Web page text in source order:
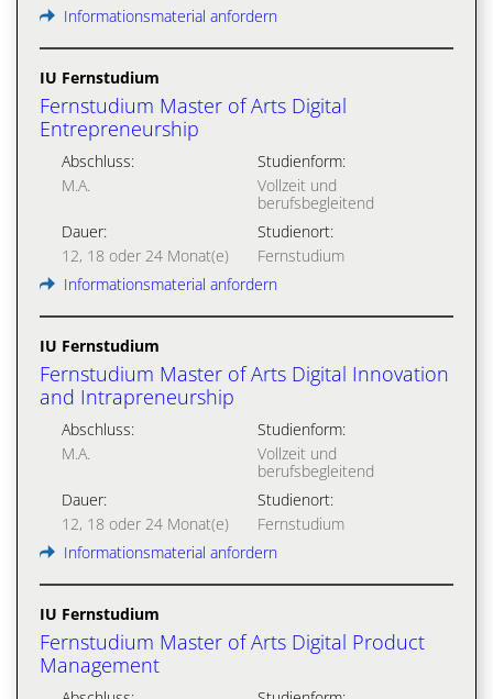
Informationsmaterial anfordern
IU Fernstudium
Fernstudium Master of Arts Digital
Entrepreneurship
Abschluss:
M.A.
Studienform:
Vollzeit und
berufsbegleitend
Dauer:
12, 18 oder 24 Monat(e)
Studienort:
Fernstudium
Informationsmaterial anfordern
IU Fernstudium
Fernstudium Master of Arts Digital Innovation
and Intrapreneurship
Abschluss:
M.A.
Studienform:
Vollzeit und
berufsbegleitend
Dauer:
12, 18 oder 24 Monat(e)
Studienort:
Fernstudium
Informationsmaterial anfordern
IU Fernstudium
Fernstudium Master of Arts Digital Product
Management